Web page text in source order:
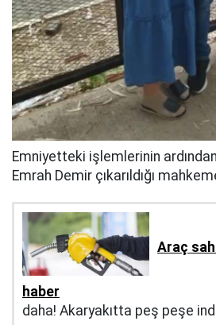
Emniyetteki işlemlerinin
Emrah Demir çıkarıldığı
Araç
haber
daha! Akaryakıtta peş peşe